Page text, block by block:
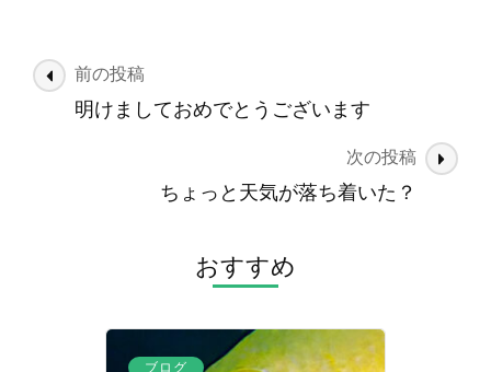
投
稿
前の投稿
明けましておめでとうございます
次の投稿
ちょっと天気が落ち着いた？
おすすめ
ブログ